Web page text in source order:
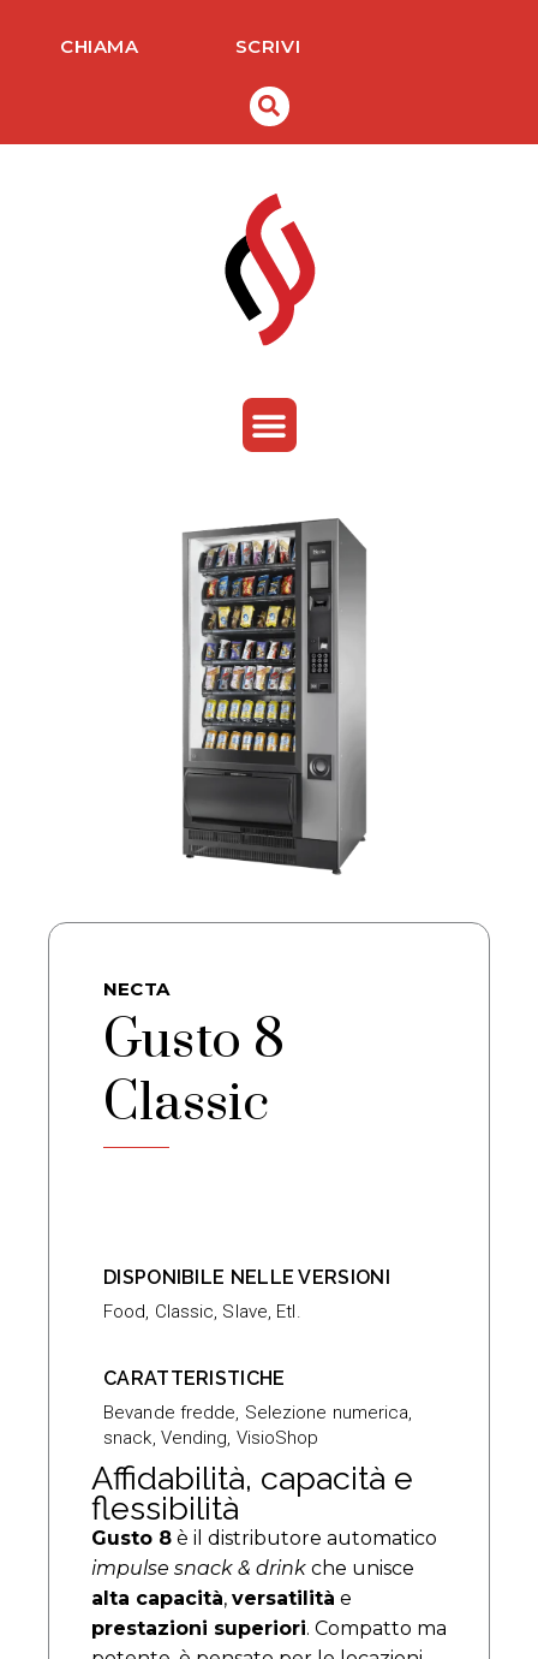
CHIAMA SCRIVI
NECTA
Gusto 8
Classic
DISPONIBILE NELLE VERSIONI
Food, Classic, Slave, Etl.
CARATTERISTICHE
Bevande fredde Selezione numerica
snack Vending VisioShop
Affidabilità, capacità e
flessibilità
Gusto 8 è il distributore automatico
impulse snack & drink che unisce
alta capacità, versatilità e
prestazioni superiori. Compatto ma